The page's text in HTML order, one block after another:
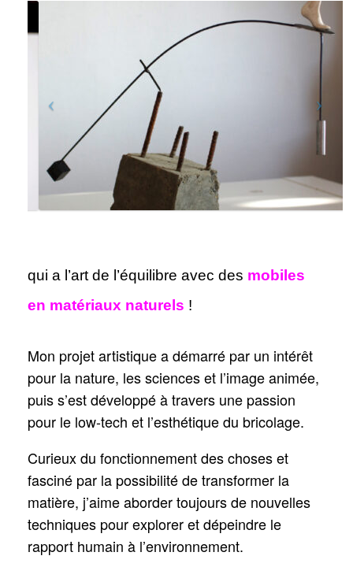
qui a l’art de l’équilibre avec des mobiles
en matériaux naturels !
Mon projet artistique a démarré par un intérêt
pour la nature, les sciences et l’image animée,
puis s’est développé à travers une passion
pour le low-tech et l’esthétique du bricolage.
Curieux du fonctionnement des choses et
fasciné par la possibilité de transformer la
matière, j’aime aborder toujours de nouvelles
techniques pour explorer et dépeindre le
rapport humain à l’environnement.